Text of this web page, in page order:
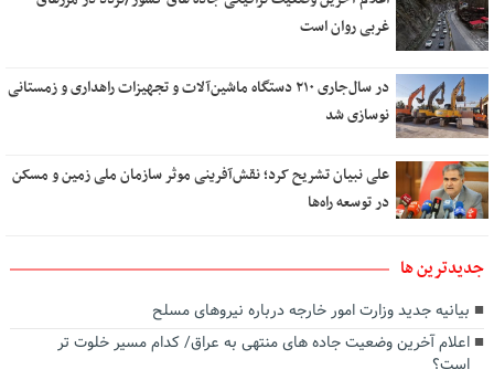
غربی روان است
در سال‌جاری ۲۱۰ دستگاه ماشین‌آلات و تجهیزات راهداری و زمستانی
نوسازی شد
علی نبیان تشریح کرد؛ نقش‌آفرینی موثر سازمان ملی زمین و مسکن
در توسعه راه‌ها
جديدترين ها
بیانیه جدید وزارت امور خارجه درباره نیروهای مسلح
اعلام آخرین وضعیت جاده های منتهی به عراق/ کدام مسیر خلوت تر
است؟